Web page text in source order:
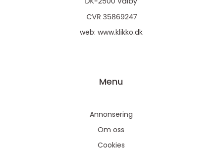
web: www.klikko.dk
Menu
Annonsering
Om oss
Cookies